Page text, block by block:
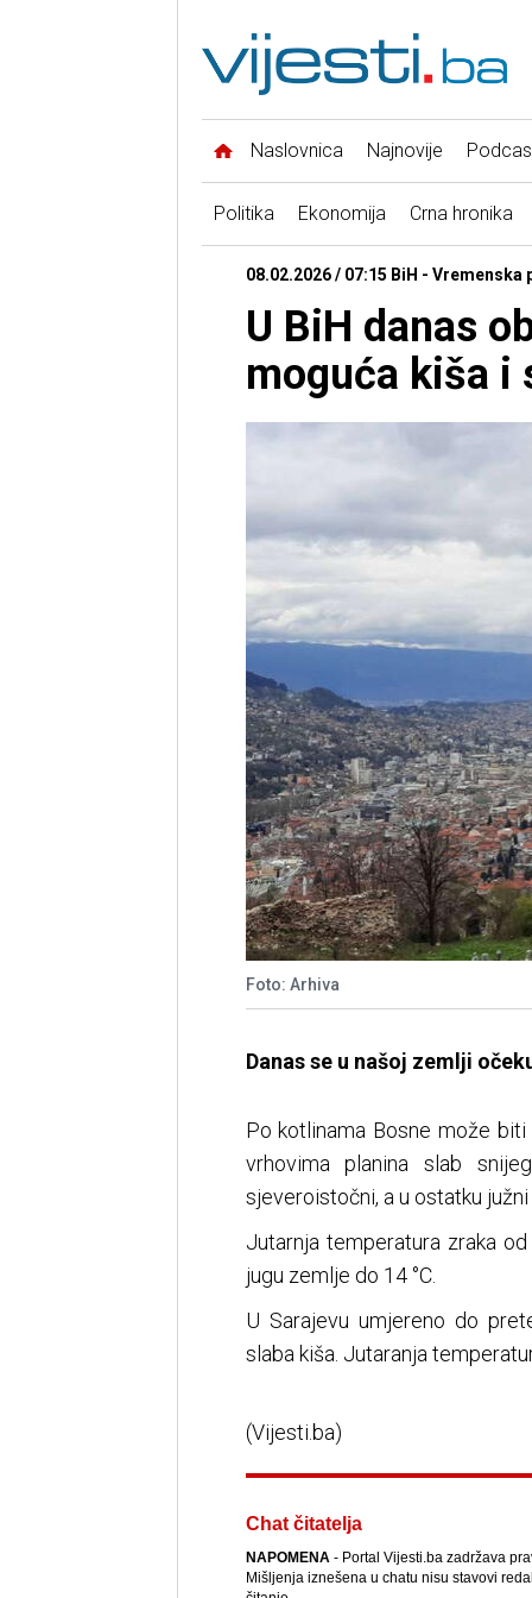
Naslovnica Najnovije
Politika Ekonomija Crna hronika
08.02.2026 / 07:15 BiH - Vremenska
U BiH danas
moguća kiša i
Foto: Arhiva
Danas se u našoj zemlji
Po kotlinama Bosne može
vrhovima planina slab
sjeveroistočni, a u ostatku
Jutarnja temperatura zraka
jugu zemlje do 14 °C.
U Sarajevu umjereno do
slaba kiša. Jutaranja
(Vijesti.ba)
Chat čitatelja
NAPOMENA- Portal Vijesti.ba zadržava
Mišljenja iznešena u chatu nisu stavovi